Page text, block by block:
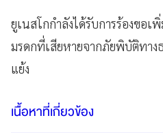
ยูเนสโกกำลังได้รับการร้องขอ
มรดกที่เสียหายจากภัยพิบัติทาง
แย้ง
เนื้อหาที่เกี่ยวข้อง